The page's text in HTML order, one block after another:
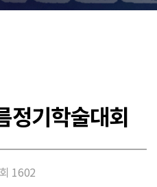
기학술대회
1602